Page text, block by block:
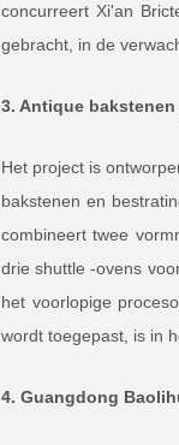
concurreert Xi'an
gebracht, in de
3. Antique
Het project is
bakstenen en
combineert twee
drie shuttle -ovens
het voorlopige
wordt toegepast, is in
4. Guangdong